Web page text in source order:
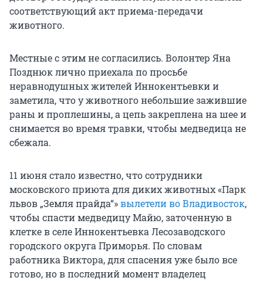
соответствующий акт приема-передачи
животного.
Местные с этим не согласились. Волонтер Яна
Позднюк лично приехала по просьбе
неравнодушных жителей Иннокентьевки и
заметила, что у животного небольшие зажившие
раны и проплешины, а цепь закреплена на шее и
снимается во время травки, чтобы медведица не
сбежала.
11 июня стало известно, что сотрудники
московского приюта для диких животных «Парк
львов „Земля прайда“»вылетели во Владивосток,
чтобы спасти медведицу Майю, заточенную в
клетке в селе Иннокентьевка Лесозаводского
городского округа Приморья. По словам
работника Виктора, для спасения уже было все
готово, но в последний момент владелец